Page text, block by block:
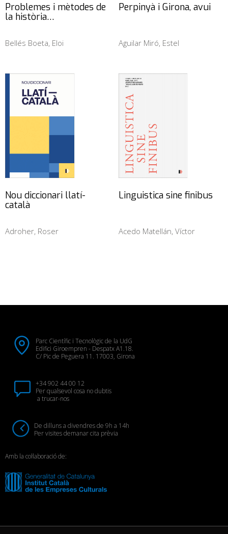
Problemes i mètodes de
la història…
Bellés Boeta, Eloi
Perpinyà i Girona, avui
Aguilar Miró, Estel
Nou diccionari llatí-
català
Adroher, Roser
Linguistica sine finibus
Acedo Matellán, Víctor
Parc Científic i Tecnològic de la UdG
Edifici Giroempren - Despatx A1.18.
C/ Pic de Peguera 11. 17003, Girona
+34 902 44 00 12
Per qualsevol cosa no dubtis
a trucar-nos
De dilluns a divendres de 9h a 14h
Per visites demanar cita prèvia
Amb la col·laboració de: